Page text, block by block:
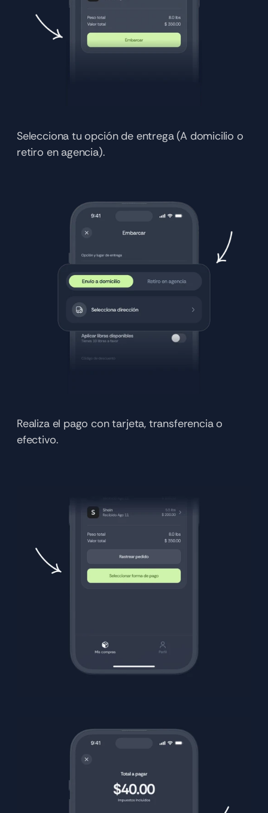
Selecciona tu opción de entrega (A domicilio o
retiro en agencia).
Realiza el pago con tarjeta, transferencia o
efectivo.